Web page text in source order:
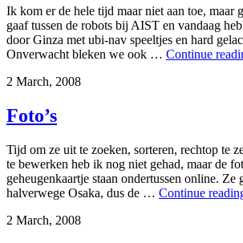
Ik kom er de hele tijd maar niet aan toe, maar
gaaf tussen de robots bij AIST en vandaag
door Ginza met ubi-nav speeltjes en hard
Onverwacht bleken we ook … Continue
2 March, 2008
Foto’s
Tijd om ze uit te zoeken, sorteren, rechtop te
te bewerken heb ik nog niet gehad, maar de
geheugenkaartje staan ondertussen online. Ze
halverwege Osaka, dus de … Continue
2 March, 2008